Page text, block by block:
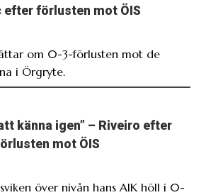
efter förlusten mot ÖIS
om 0-3-förlusten mot de
i Örgryte.
känna igen” – Riveiro efter
mot ÖIS
över nivån hans AIK höll i 0-